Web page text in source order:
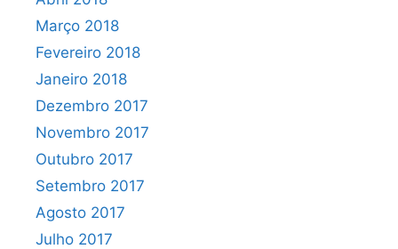
Março 2018
Fevereiro 2018
Janeiro 2018
Dezembro 2017
Novembro 2017
Outubro 2017
Setembro 2017
Agosto 2017
Julho 2017